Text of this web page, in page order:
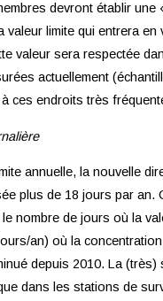
devront établir
valeur limite qui entrera
valeur sera respectée
actuellement
à ces endroits très
annuelle, la nouvelle
plus de 18 jours par an.
nombre de jours où la
an) où la
depuis 2010. La
dans les stations de